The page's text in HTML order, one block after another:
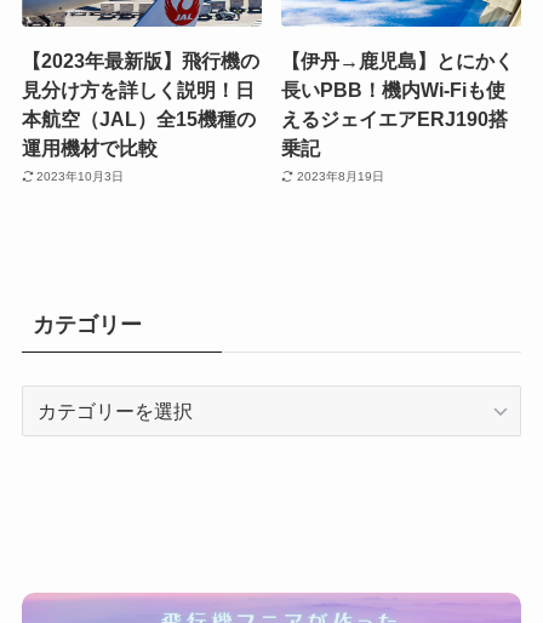
【2023年最新版】飛行機の
見分け方を詳しく説明！日
本航空（JAL）全15機種の
運用機材で比較
2023年10月3日
【伊丹→鹿児島】とにかく
長いPBB！機内Wi-Fiも使
えるジェイエアERJ190搭
乗記
2023年8月19日
カテゴリー